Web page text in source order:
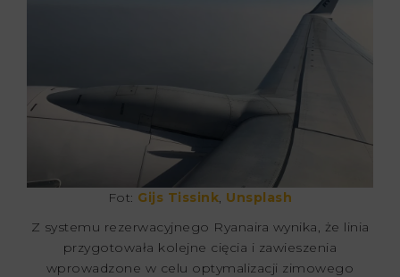
Fot: Gijs Tissink Unsplash
Z systemu rezerwacyjnego Ryanaira wynika, że linia
przygotowała kolejne cięcia i zawieszenia
wprowadzone w celu optymalizacji zimowego